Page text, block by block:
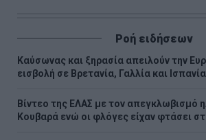
Ροή ειδήσεων
Καύσωνας και ξηρασία απειλούν την
εισβολή σε Βρετανία, Γαλλία και Ισπανία
Βίντεο της ΕΛΑΣ με τον απεγκλωβισμό
Κουβαρά ενώ οι φλόγες είχαν φτάσει